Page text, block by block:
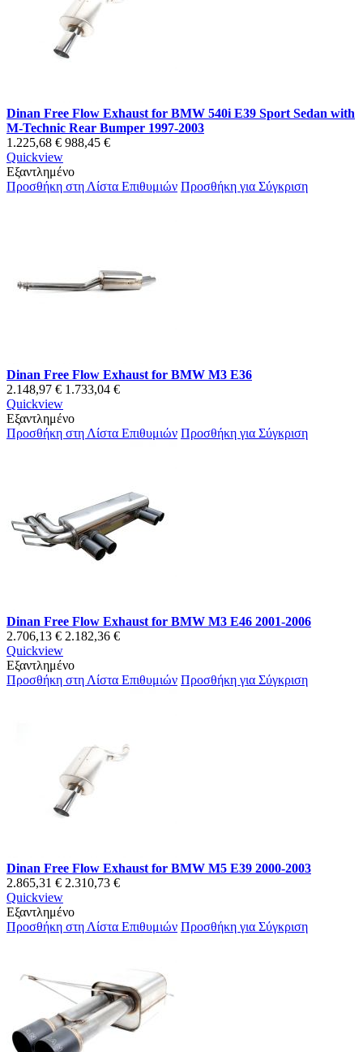
Dinan Free Flow Exhaust for BMW 540i E39 Sport Sedan with
M-Technic Rear Bumper 1997-2003
1.225,68 € 988,45 €
Quickview
Εξαντλημένο
Προσθήκη στη Λίστα Επιθυμιών Προσθήκη για Σύγκριση
Dinan Free Flow Exhaust for BMW M3 E36
2.148,97 € 1.733,04 €
Quickview
Εξαντλημένο
Προσθήκη στη Λίστα Επιθυμιών Προσθήκη για Σύγκριση
Dinan Free Flow Exhaust for BMW M3 E46 2001-2006
2.706,13 € 2.182,36 €
Quickview
Εξαντλημένο
Προσθήκη στη Λίστα Επιθυμιών Προσθήκη για Σύγκριση
Dinan Free Flow Exhaust for BMW M5 E39 2000-2003
2.865,31 € 2.310,73 €
Quickview
Εξαντλημένο
Προσθήκη στη Λίστα Επιθυμιών Προσθήκη για Σύγκριση